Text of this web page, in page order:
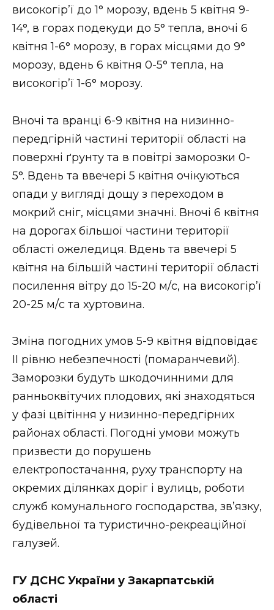
НОВИНИ ЗАХІДНОЇ УКРАЇНИ
ФОТО
високогір’ї до 1° морозу, вдень 5 квітня 9-
14°, в горах подекуди до 5° тепла, вночі 6
квітня 1-6° морозу, в горах місцями до 9°
морозу, вдень 6 квітня 0-5° тепла, на
високогір’ї 1-6° морозу.
Вночі та вранці 6-9 квітня на низинно-
передгірній частині території області на
поверхні ґрунту та в повітрі заморозки 0-
5°. Вдень та ввечері 5 квітня очікуються
опади у вигляді дощу з переходом в
мокрий сніг, місцями значні. Вночі 6 квітня
на дорогах більшої частини території
області ожеледиця. Вдень та ввечері 5
квітня на більшій частині території області
посилення вітру до 15-20 м/с, на високогір’ї
20-25 м/с та хуртовина.
Зміна погодних умов 5-9 квітня відповідає
ІІ рівню небезпечності (помаранчевий).
Заморозки будуть шкодочинними для
ранньоквітучих плодових, які знаходяться
у фазі цвітіння у низинно-передгірних
районах області. Погодні умови можуть
призвести до порушень
електропостачання, руху транспорту на
окремих ділянках доріг і вулиць, роботи
служб комунального господарства, зв’язку,
будівельної та туристично-рекреаційної
галузей.
ГУ ДСНС України у Закарпатській
області